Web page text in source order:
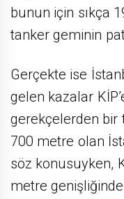
bunun için sıkça
tanker geminin
Gerçekte ise
gelen kazalar
gerekçelerden bir
700 metre olan
söz konusuyken,
metre